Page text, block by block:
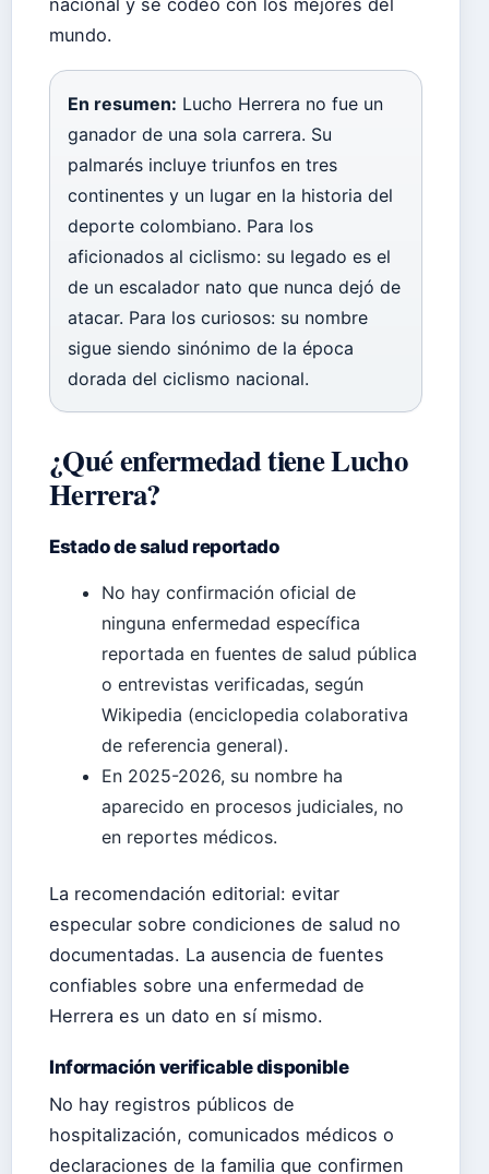
nacional y se codeó con los mejores del
mundo.
En resumen: Lucho Herrera no fue un
ganador de una sola carrera. Su
palmarés incluye triunfos en tres
continentes y un lugar en la historia del
deporte colombiano. Para los
aficionados al ciclismo: su legado es el
de un escalador nato que nunca dejó de
atacar. Para los curiosos: su nombre
sigue siendo sinónimo de la época
dorada del ciclismo nacional.
¿Qué enfermedad tiene Lucho
Herrera?
Estado de salud reportado
No hay confirmación oficial de
ninguna enfermedad específica
reportada en fuentes de salud pública
o entrevistas verificadas, según
Wikipedia (enciclopedia colaborativa
de referencia general).
En 2025-2026, su nombre ha
aparecido en procesos judiciales, no
en reportes médicos.
La recomendación editorial: evitar
especular sobre condiciones de salud no
documentadas. La ausencia de fuentes
confiables sobre una enfermedad de
Herrera es un dato en sí mismo.
Información verificable disponible
No hay registros públicos de
hospitalización, comunicados médicos o
declaraciones de la familia que confirmen